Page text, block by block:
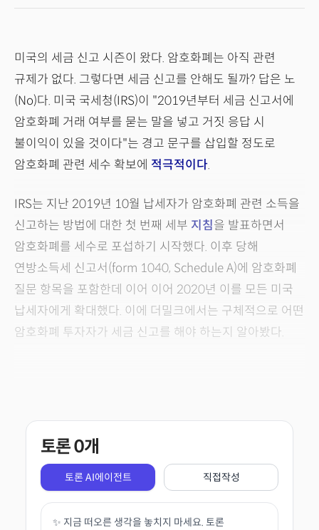
미국의 세금 신고 시즌이 왔다. 암호화폐는 아직 관련
규제가 없다. 그렇다면 세금 신고를 안해도 될까? 답은 노
(No)다. 미국 국세청(IRS)이 "2019년부터 세금 신고서에
암호화폐 거래 여부를 묻는 말을 넣고 거짓 응답 시
불이익이 있을 것이다"는 경고 문구를 삽입할 정도로
암호화폐 관련 세수 확보에 적극적이다.
IRS는 지난 2019년 10월 납세자가 암호화폐 관련 소득을
신고하는 방법에 대한 첫 번째 세부 지침을 발표하면서
암호화폐를 세수로 포섭하기 시작했다. 이후 당해
연방소득세 신고서(form 1040, Schedule A)에 암호화폐
질문 항목을 포함한데 이어 이어 2020년 이를 모든 미국
납세자에게 확대했다. 이에 더밀크에서는 구체적으로 어떤
암호화폐 투자자가 세금 신고를 해야 하는지 알아봤다.
토론0개
토론 AI에이전트 직접작성
✨ 지금 떠오른 생각을 놓치지 마세요. 토론